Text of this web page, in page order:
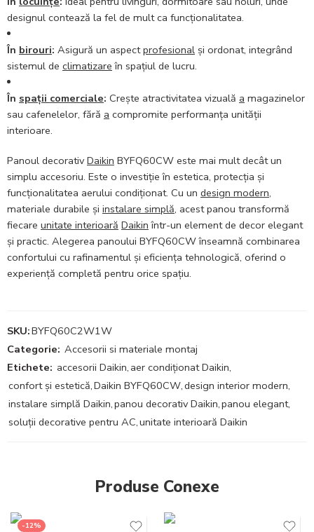
designul contează la fel de mult ca funcționalitatea.
În birouri: Asigură un aspectprofesional și ordonat, integrând
sistemul de climatizare în spațiul de lucru.
În spații comerciale: Crește atractivitatea vizuală a magazinelor
sau cafenelelor, fără a compromite performanța unității
interioare.
Panoul decorativDaikin BYFQ60CW este mai mult decât un
simplu accesoriu. Este o investiție în estetica, protecția și
funcționalitatea aerului condiționat. Cu un design modern,
materiale durabile și instalare simplă, acest panou transformă
fiecare unitate interioară Daikin într-un element de decor elegant
și practic. Alegerea panoului BYFQ60CW înseamnă combinarea
confortului cu rafinamentul și eficiența tehnologică, oferind o
experiență completă pentru orice spațiu.
SKU:BYFQ60C2W1W
Categorie: Accesorii si materiale montaj
Etichete: accesorii Daikin, aer condiționat Daikin,
confort și estetică,Daikin BYFQ60CW,design interior modern,
instalare simplă Daikin,panou decorativ Daikin,panou elegant,
soluții decorative pentru AC,unitate interioară Daikin
Produse Conexe
-12%